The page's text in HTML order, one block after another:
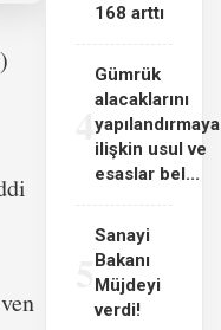
)
168 arttı
4
Gümrük
alacaklarını
yapılandırmaya
ilişkin usul ve
esaslar bel...
Sanayi
Bakanı
Müjdeyi
verdi!